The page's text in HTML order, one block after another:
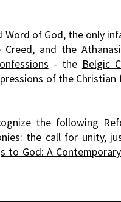
of God, the only
and the
- the Belgic
of the
the following
the call for unity,
to God: A